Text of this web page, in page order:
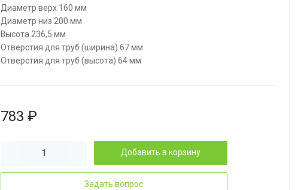
Диаметр верх 160 мм
Диаметр низ 200 мм
Высота 236,5 мм
Отверстия для труб (ширина) 67 мм
Отверстия для труб (высота) 64 мм
783 ₽
Добавить в корзину
Задать вопрос